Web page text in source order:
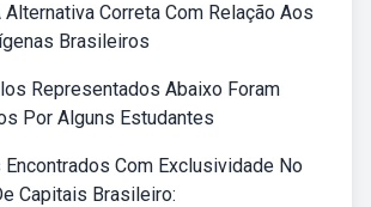
Correta Com Relação Aos
Brasileiros
Representados Abaixo Foram
Por Alguns Estudantes
Encontrados Com Exclusividade No
Capitais Brasileiro: